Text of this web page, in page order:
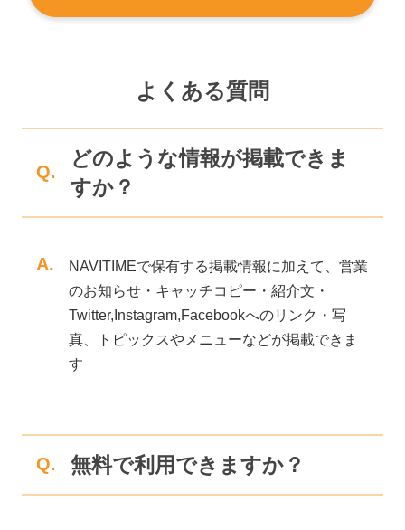
よくある質問
Q.
どのような情報が掲載できま
すか？
A.
NAVITIMEで保有する掲載情報に加えて、営業
のお知らせ・キャッチコピー・紹介文・
Twitter,Instagram,Facebookへのリンク・写
真、トピックスやメニューなどが掲載できま
す
Q. 無料で利用できますか？